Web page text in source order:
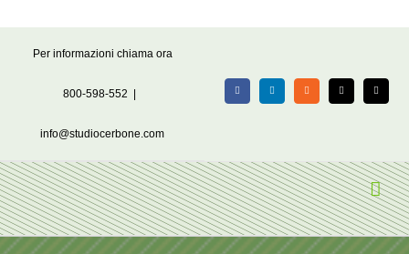
Per informazioni chiama ora
800-598-552
info@studiocerbone.com
FacebookLinkedIn Rss X Email